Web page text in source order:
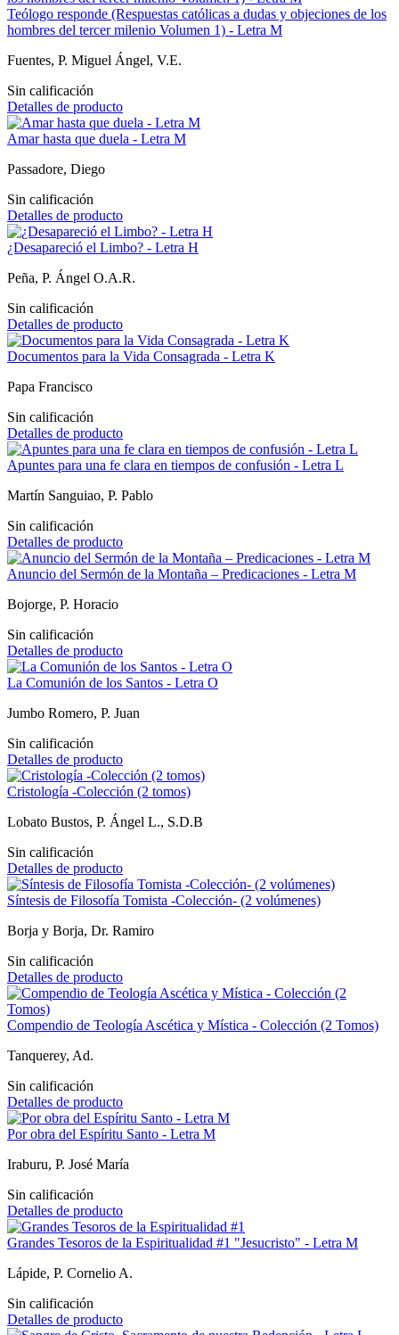
Teólogo responde (Respuestas católicas a dudas y objeciones de los
hombres del tercer milenio Volumen 1) - Letra M
Fuentes, P. Miguel Ángel, V.E.
Sin calificación
Detalles de producto
Amar hasta que duela - Letra M
Passadore, Diego
Sin calificación
Detalles de producto
¿Desapareció el Limbo? - Letra H
Peña, P. Ángel O.A.R.
Sin calificación
Detalles de producto
Documentos para la Vida Consagrada - Letra K
Papa Francisco
Sin calificación
Detalles de producto
Apuntes para una fe clara en tiempos de confusión - Letra L
Martín Sanguiao, P. Pablo
Sin calificación
Detalles de producto
Anuncio del Sermón de la Montaña – Predicaciones - Letra M
Bojorge, P. Horacio
Sin calificación
Detalles de producto
La Comunión de los Santos - Letra O
Jumbo Romero, P. Juan
Sin calificación
Detalles de producto
Cristología -Colección (2 tomos)
Lobato Bustos, P. Ángel L., S.D.B
Sin calificación
Detalles de producto
Síntesis de Filosofía Tomista -Colección- (2 volúmenes)
Borja y Borja, Dr. Ramiro
Sin calificación
Detalles de producto
Compendio de Teología Ascética y Mística - Colección (2 Tomos)
Tanquerey, Ad.
Sin calificación
Detalles de producto
Por obra del Espíritu Santo - Letra M
Iraburu, P. José María
Sin calificación
Detalles de producto
Grandes Tesoros de la Espiritualidad #1 "Jesucristo" - Letra M
Lápide, P. Cornelio A.
Sin calificación
Detalles de producto